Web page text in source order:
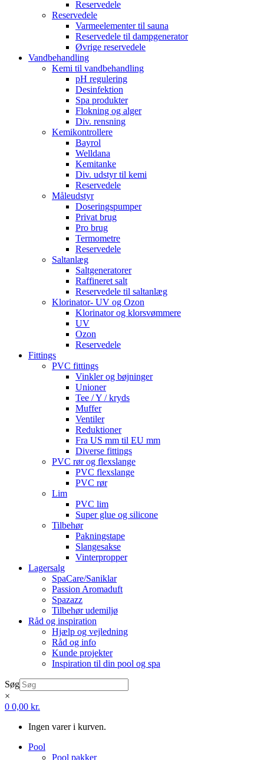
Reservedele
Reservedele
Varmeelementer til sauna
Reservedele til dampgenerator
Øvrige reservedele
Vandbehandling
Kemi til vandbehandling
pH regulering
Desinfektion
Spa produkter
Flokning og alger
Div. rensning
Kemikontrollere
Bayrol
Welldana
Kemitanke
Div. udstyr til kemi
Reservedele
Måleudstyr
Doseringspumper
Privat brug
Pro brug
Termometre
Reservedele
Saltanlæg
Saltgeneratorer
Raffineret salt
Reservedele til saltanlæg
Klorinator- UV og Ozon
Klorinator og klorsvømmere
UV
Ozon
Reservedele
Fittings
PVC fittings
Vinkler og bøjninger
Unioner
Tee / Y / kryds
Muffer
Ventiler
Reduktioner
Fra US mm til EU mm
Diverse fittings
PVC rør og flexslange
PVC flexslange
PVC rør
Lim
PVC lim
Super glue og silicone
Tilbehør
Pakningstape
Slangesakse
Vinterpropper
Lagersalg
SpaCare/Saniklar
Passion Aromaduft
Spazazz
Tilbehør udemiljø
Råd og inspiration
Hjælp og vejledning
Råd og info
Kunde projekter
Inspiration til din pool og spa
Søg
×
0 0,00 kr.
Ingen varer i kurven.
Pool
Pool pakker